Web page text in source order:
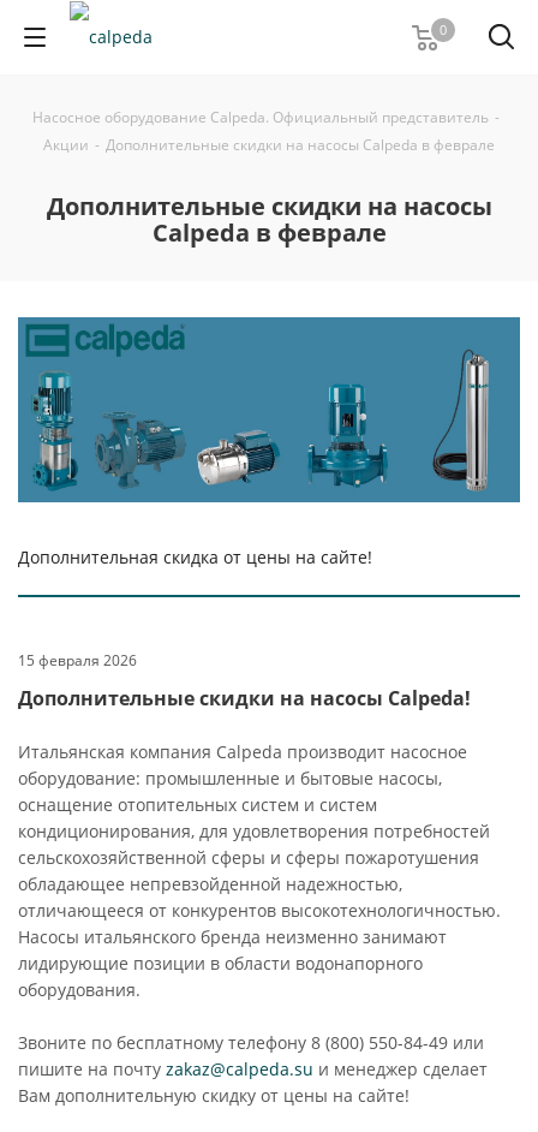
0
Насосное оборудование Calpeda. Официальный представитель -
Акции - Дополнительные скидки на насосы Calpeda в феврале
Дополнительные скидки на насосы
Calpeda в феврале
Дополнительная скидка от цены на сайте!
15 февраля 2026
Дополнительные скидки на насосы Calpeda!
Итальянская компания Calpeda производит насосное
оборудование: промышленные и бытовые насосы,
оснащение отопительных систем и систем
кондиционирования, для удовлетворения потребностей
сельскохозяйственной сферы и сферы пожаротушения
обладающее непревзойденной надежностью,
отличающееся от конкурентов высокотехнологичностью.
Насосы итальянского бренда неизменно занимают
лидирующие позиции в области водонапорного
оборудования.
Звоните по бесплатному телефону 8 (800) 550-84-49 или
пишите на почту zakaz@calpeda.su и менеджер сделает
Вам дополнительную скидку от цены на сайте!